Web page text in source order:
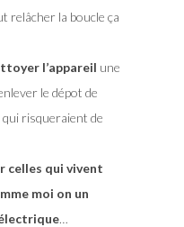
relâcher la boucle ça
l’appareil une
le dépot de
risqueraient de
celles qui vivent
moi on un
…